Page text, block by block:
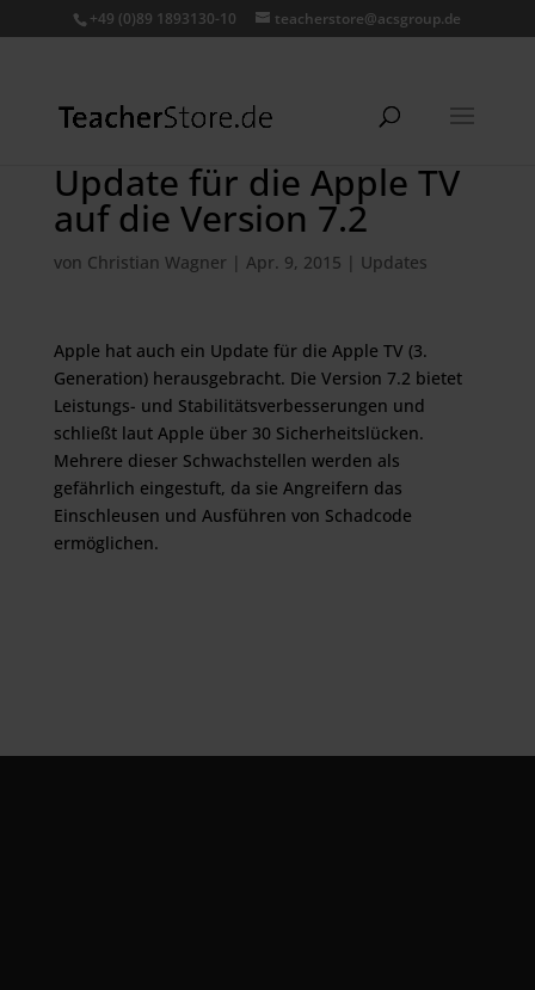
+49 (0)89 1893130-10 teacherstore@acsgroup.de
Update für die Apple TV
auf die Version 7.2
von Christian Wagner | Apr. 9, 2015 | Updates
Apple hat auch ein Update für die Apple TV (3.
Generation) herausgebracht. Die Version 7.2 bietet
Leistungs- und Stabilitätsverbesserungen und
schließt laut Apple über 30 Sicherheitslücken.
Mehrere dieser Schwachstellen werden als
gefährlich eingestuft, da sie Angreifern das
Einschleusen und Ausführen von Schadcode
ermöglichen.